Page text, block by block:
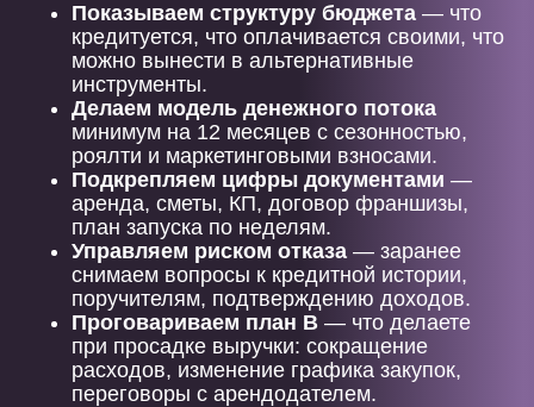
Показываем структуру бюджета — что
кредитуется, что оплачивается своими, что
можно вынести в альтернативные
инструменты.
Делаем модель денежного потока
минимум на 12 месяцев с сезонностью,
роялти и маркетинговыми взносами.
Подкрепляем цифры документами —
аренда, сметы, КП, договор франшизы,
план запуска по неделям.
Управляем риском отказа — заранее
снимаем вопросы к кредитной истории,
поручителям, подтверждению доходов.
Проговариваем план B — что делаете
при просадке выручки: сокращение
расходов, изменение графика закупок,
переговоры с арендодателем.